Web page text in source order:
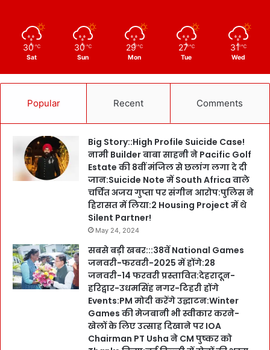
30 ℃
Sat
30 ℃
Sun
29 ℃
Mon
27 ℃
Tue
31 ℃
Wed
Popular Recent Comments
Big Story::High Profile Suicide Case!
नामी Builder बाबा साहनी ने Pacific Golf
Estate की 8वीं मंजिल से छलांग लगा दे दी
जान:Suicide Note में South Africa वाले
चर्चित अजय गुप्ता पर संगीन आरोप:पुलिस ने
हिरासत में लिया:2 Housing Project में थे
Silent Partner!
May 24, 2024
सबसे बड़ी खबर:::38वें National Games
जनवरी-फरवरी-2025 में होंगे:28
जनवरी-14 फरवरी प्रस्तावित:देहरादून-
हरिद्वार-उधमसिंह नगर-टिहरी होंगे
Events:PM मोदी करेंगे उद्घाटन:Winter
Games की मेजबानी भी स्वीकार करने-
खेलों के लिए उत्साह दिखाने पर IOA
Chairman PT Usha ने CM पुष्कर को